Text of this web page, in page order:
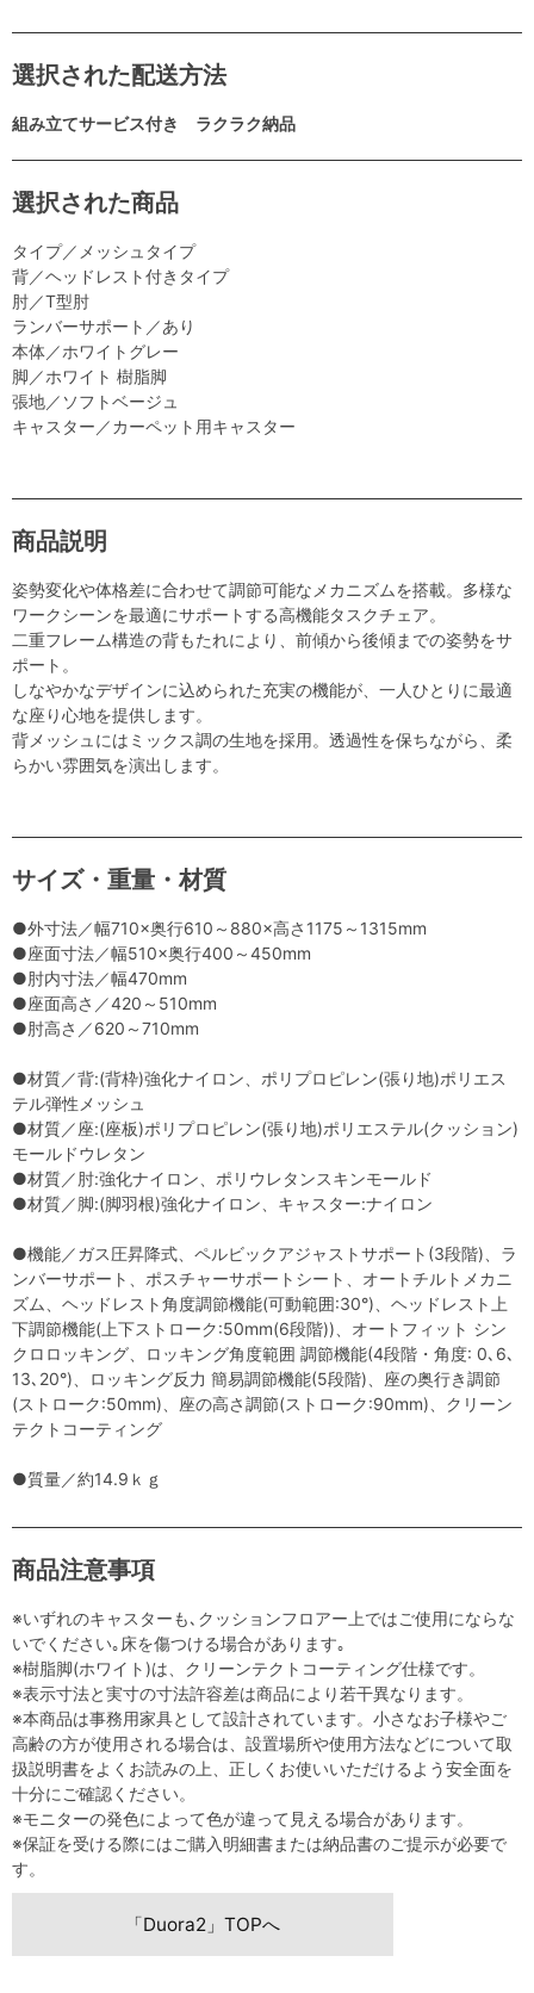
選択された配送方法
組み立てサービス付き ラクラク納品
選択された商品
タイプ／メッシュタイプ
背／ヘッドレスト付きタイプ
肘／T型肘
ランバーサポート／あり
本体／ホワイトグレー
脚／ホワイト 樹脂脚
張地／ソフトベージュ
キャスター／カーペット用キャスター
商品説明
姿勢変化や体格差に合わせて調節可能なメカニズムを搭載。多様な
ワークシーンを最適にサポートする高機能タスクチェア。
二重フレーム構造の背もたれにより、前傾から後傾までの姿勢をサ
ポート。
しなやかなデザインに込められた充実の機能が、一人ひとりに最適
な座り心地を提供します。
背メッシュにはミックス調の生地を採用。透過性を保ちながら、柔
らかい雰囲気を演出します。
サイズ・重量・材質
●外寸法／幅710×奥行610～880×高さ1175～1315mm
●座面寸法／幅510×奥行400～450mm
●肘内寸法／幅470mm
●座面高さ／420～510mm
●肘高さ／620～710mm
●材質／背:(背枠)強化ナイロン、ポリプロピレン(張り地)ポリエス
テル弾性メッシュ
●材質／座:(座板)ポリプロピレン(張り地)ポリエステル(クッション)
モールドウレタン
●材質／肘:強化ナイロン、ポリウレタンスキンモールド
●材質／脚:(脚羽根)強化ナイロン、キャスター:ナイロン
●機能／ガス圧昇降式、ペルビックアジャストサポート(3段階)、ラ
ンバーサポート、ポスチャーサポートシート、オートチルトメカニ
ズム、ヘッドレスト角度調節機能(可動範囲:30°)、ヘッドレスト上
下調節機能(上下ストローク:50mm(6段階))、オートフィット シン
クロロッキング、ロッキング角度範囲 調節機能(4段階・角度: 0､6､
13､20°)、ロッキング反力 簡易調節機能(5段階)、座の奥行き調節
(ストローク:50mm)、座の高さ調節(ストローク:90mm)、クリーン
テクトコーティング
●質量／約14.9ｋｇ
商品注意事項
※いずれのキャスターも､クッションフロアー上ではご使用にならな
いでください｡床を傷つける場合があります｡
※樹脂脚(ホワイト)は、クリーンテクトコーティング仕様です。
※表示寸法と実寸の寸法許容差は商品により若干異なります。
※本商品は事務用家具として設計されています。小さなお子様やご
高齢の方が使用される場合は、設置場所や使用方法などについて取
扱説明書をよくお読みの上、正しくお使いいただけるよう安全面を
十分にご確認ください。
※モニターの発色によって色が違って見える場合があります。
※保証を受ける際にはご購入明細書または納品書のご提示が必要で
す。
「Duora2」TOPへ